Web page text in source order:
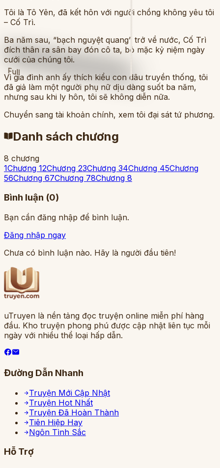
Full
Tôi là Tô Yên, đã kết hôn với người chồng không yêu tôi
– Cố Trì.
Ba năm sau, “bạch nguyệt quang” trở về nước, Cố Trì
đích thân ra sân bay đón cô ta, bỏ mặc kỷ niệm ngày
cưới của chúng tôi.
Vì gia đình anh ấy thích kiểu con dâu truyền thống, tôi
đã giả làm một người phụ nữ dịu dàng suốt ba năm,
nhưng sau khi ly hôn, tôi sẽ không diễn nữa.
Chuyển sang tài khoản chính, xem tôi đại sát tứ phương.
Danh sách chương
8 chương
1Chương 12Chương 23Chương 34Chương 45Chương
56Chương 67Chương 78Chương 8
Bình luận (0)
Bạn cần đăng nhập để bình luận.
Đăng nhập ngay
Chưa có bình luận nào. Hãy là người đầu tiên!
uTruyen là nền tảng đọc truyện online miễn phí hàng
đầu. Kho truyện phong phú được cập nhật liên tục mỗi
ngày với nhiều thể loại hấp dẫn.
Đường Dẫn Nhanh
Truyện Mới Cập Nhật
Truyện Hot Nhất
Truyện Đã Hoàn Thành
Tiên Hiệp Hay
Ngôn Tình Sắc
Hỗ Trợ